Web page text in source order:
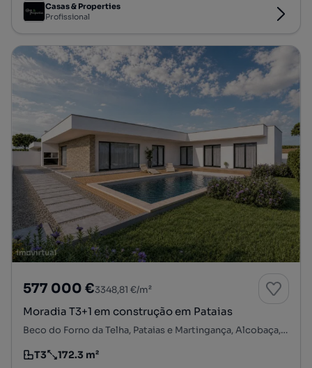
Casas & Properties
Profissional
577 000 €3348,81 €/m²
Moradia T3+1 em construção em Pataias
Beco do Forno da Telha, Pataias e Martingança, Alcobaça, Leiria
Tipologia
T3
Preço por metro quadrado
172.3 m²